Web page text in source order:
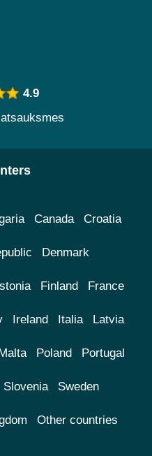
4.9
Canada Croatia
Denmark
Finland France
Ireland Italia Latvia
Malta Poland Portugal
Slovenia Sweden
Other countries